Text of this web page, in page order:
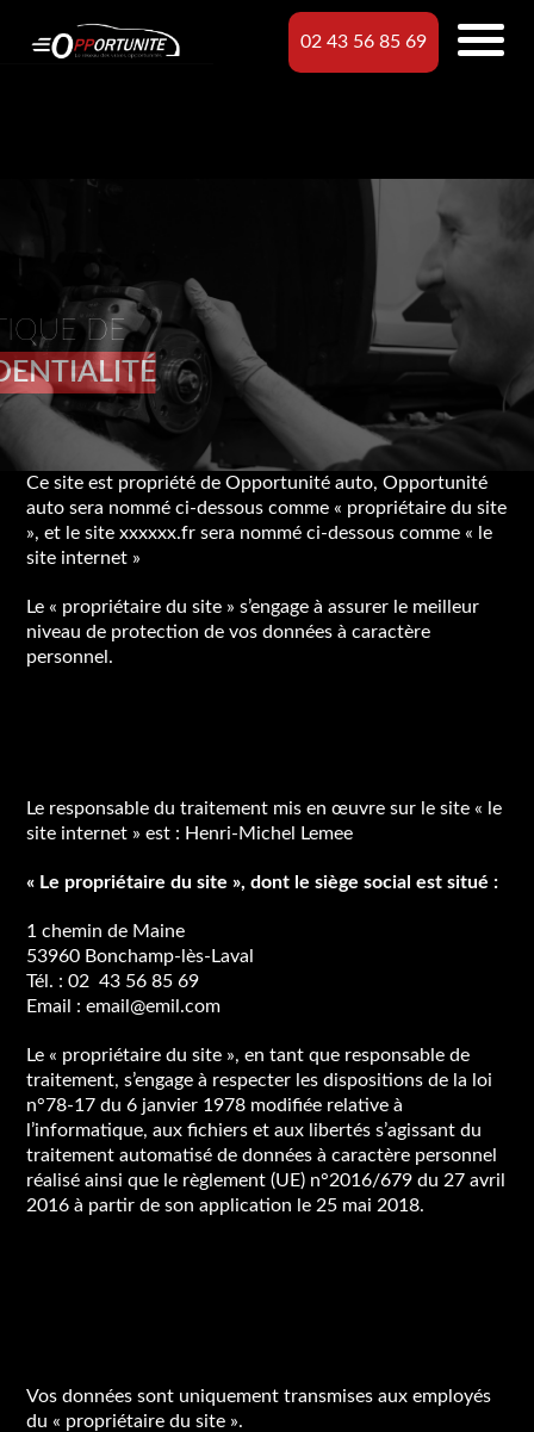
02 43 56 85 69
DE
Ce site est propriété de Opportunité auto, Opportunité
auto sera nommé ci-dessous comme « propriétaire du site
», et le site xxxxxx.fr sera nommé ci-dessous comme « le
site internet »
Le « propriétaire du site » s’engage à assurer le meilleur
niveau de protection de vos données à caractère
personnel.
Le responsable du traitement mis en œuvre sur le site « le
site internet » est : Henri-Michel Lemee
« Le propriétaire du site », dont le siège social est situé :
1 chemin de Maine
53960 Bonchamp-lès-Laval
Tél. : 02 43 56 85 69
Email : email@emil.com
Le « propriétaire du site », en tant que responsable de
traitement, s’engage à respecter les dispositions de la loi
n°78-17 du 6 janvier 1978 modifiée relative à
l’informatique, aux fichiers et aux libertés s’agissant du
traitement automatisé de données à caractère personnel
réalisé ainsi que le règlement (UE) n°2016/679 du 27 avril
2016 à partir de son application le 25 mai 2018.
Vos données sont uniquement transmises aux employés
du « propriétaire du site ».